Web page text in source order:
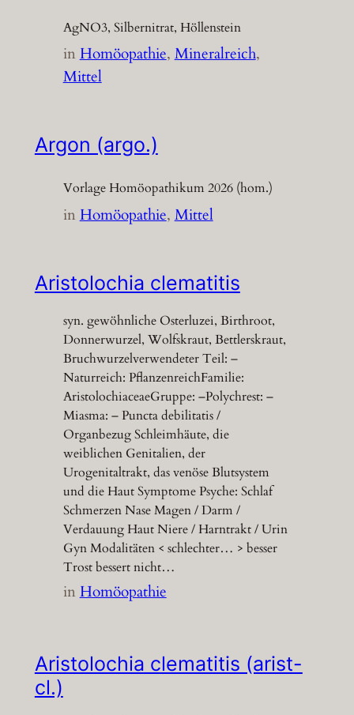
AgNO3, Silbernitrat, Höllenstein
inHomöopathie, Mineralreich
Mittel
Argon (argo.)
Vorlage Homöopathikum 2026 (hom.)
inHomöopathie, Mittel
Aristolochia clematitis
syn. gewöhnliche Osterluzei, Birthroot,
Donnerwurzel, Wolfskraut, Bettlerskraut,
Bruchwurzelverwendeter Teil: –
Naturreich: PflanzenreichFamilie:
AristolochiaceaeGruppe: –Polychrest: –
Miasma: – Puncta debilitatis /
Organbezug Schleimhäute, die
weiblichen Genitalien, der
Urogenitaltrakt, das venöse Blutsystem
und die Haut Symptome Psyche: Schlaf
Schmerzen Nase Magen / Darm /
Verdauung Haut Niere / Harntrakt / Urin
Gyn Modalitäten < schlechter… > besser
Trost bessert nicht…
inHomöopathie
Aristolochia clematitis (arist-
cl.)